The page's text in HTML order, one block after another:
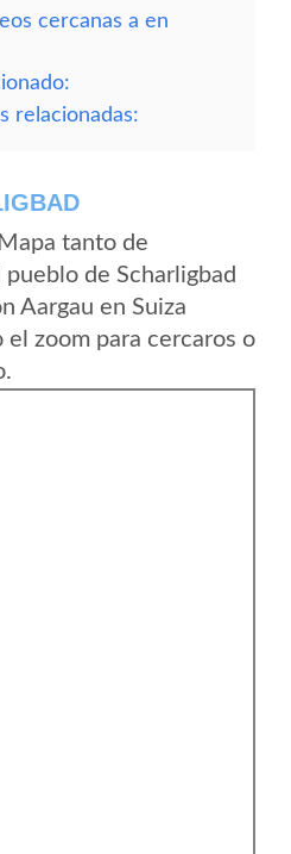
cercanas a en
relacionadas:
tanto de
de Scharligbad
Aargau en Suiza
el zoom para cercaros o